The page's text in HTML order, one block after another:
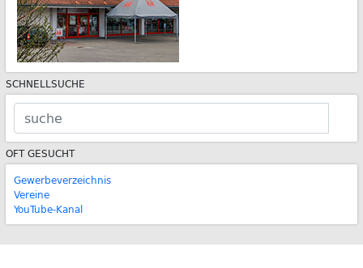
SCHNELLSUCHE
OFT GESUCHT
Gewerbeverzeichnis
Vereine
YouTube-Kanal